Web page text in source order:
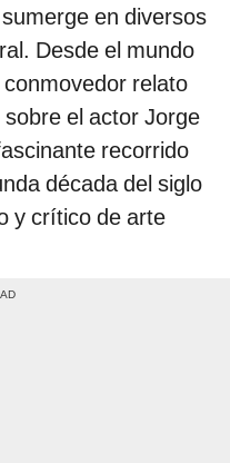
en diversos
Desde el mundo
relato
el actor Jorge
recorrido
década del siglo
y crítico de arte